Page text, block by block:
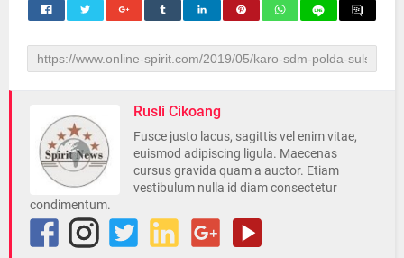
Rusli Cikoang
Fusce justo lacus, sagittis vel enim vitae,
euismod adipiscing ligula. Maecenas
cursus gravida quam a auctor. Etiam
vestibulum nulla id diam consectetur
condimentum.